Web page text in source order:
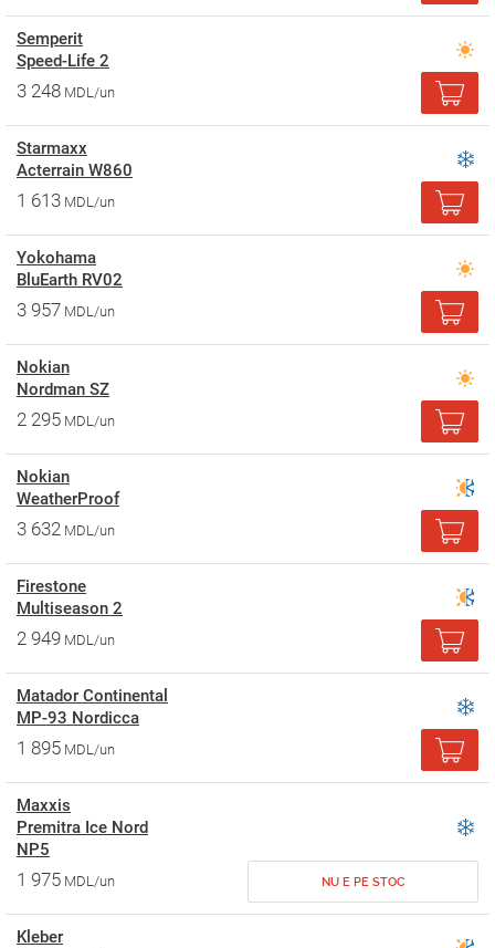
Semperit
Speed-Life 2
3 248 MDL/un
Starmaxx
Acterrain W860
1 613 MDL/un
Yokohama
BluEarth RV02
3 957 MDL/un
Nokian
Nordman SZ
2 295 MDL/un
Nokian
WeatherProof
3 632 MDL/un
Firestone
Multiseason 2
2 949 MDL/un
Matador Continental
MP-93 Nordicca
1 895 MDL/un
Maxxis
Premitra Ice Nord
NP5
1 975 MDL/un NU E PE STOC
Kleber